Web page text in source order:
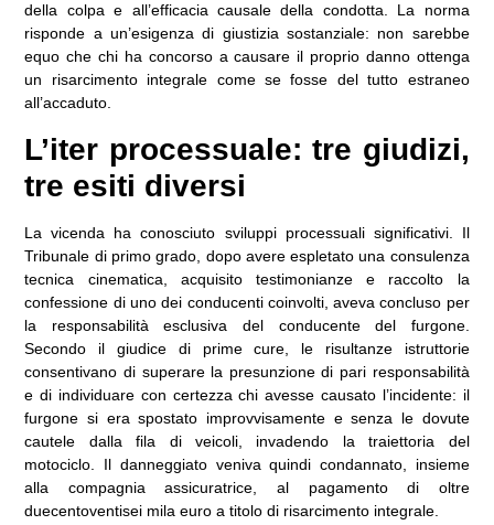
della colpa e all’efficacia causale della condotta. La norma
risponde a un’esigenza di giustizia sostanziale: non sarebbe
equo che chi ha concorso a causare il proprio danno ottenga
un risarcimento integrale come se fosse del tutto estraneo
all’accaduto.
L’iter processuale: tre giudizi,
tre esiti diversi
La vicenda ha conosciuto sviluppi processuali significativi. Il
Tribunale di primo grado, dopo avere espletato una consulenza
tecnica cinematica, acquisito testimonianze e raccolto la
confessione di uno dei conducenti coinvolti, aveva concluso per
la responsabilità esclusiva del conducente del furgone.
Secondo il giudice di prime cure, le risultanze istruttorie
consentivano di superare la presunzione di pari responsabilità
e di individuare con certezza chi avesse causato l’incidente: il
furgone si era spostato improvvisamente e senza le dovute
cautele dalla fila di veicoli, invadendo la traiettoria del
motociclo. Il danneggiato veniva quindi condannato, insieme
alla compagnia assicuratrice, al pagamento di oltre
duecentoventisei mila euro a titolo di risarcimento integrale.